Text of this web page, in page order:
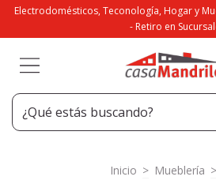
Electrodomésticos, Teconología, Hogar y
- Retiro en
Inicio > Mueblería >